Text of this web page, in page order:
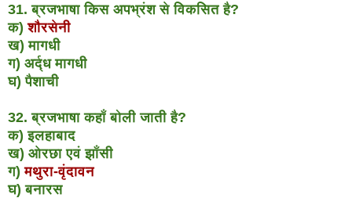
31. ब्रजभाषा किस अपभ्रंश से विकसित है?
क)शौरसेनी
ख) मागधी
ग) अर्द्ध मागधी
घ) पैशाची
32. ब्रजभाषा कहाँ बोली जाती है?
क) इलहाबाद
ख) ओरछा एवं झाँसी
ग)मथुरा-वृंदावन
घ) बनारस